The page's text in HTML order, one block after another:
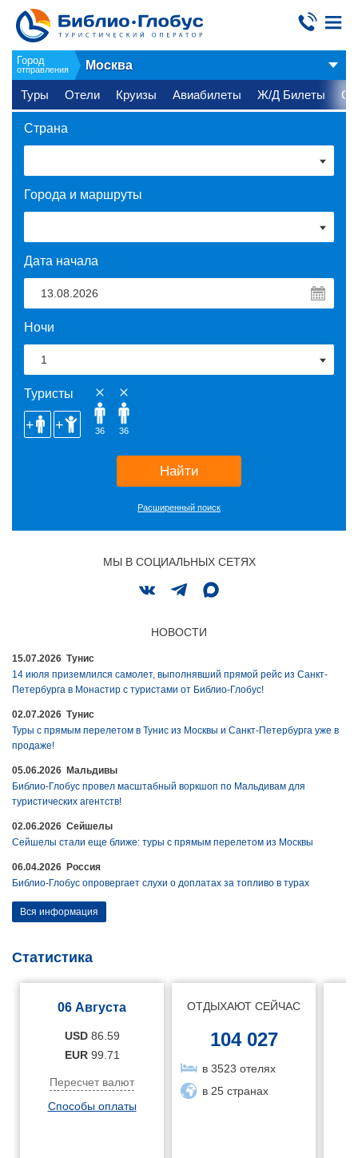
Город
отправления Москва
Туры Отели Круизы Авиабилеты Ж/Д Билеты
Страна
Города и маршруты
Дата начала
Ночи
Туристы
36 36
Найти
Расширенный поиск
МЫ В СОЦИАЛЬНЫХ СЕТЯХ
НОВОСТИ
15.07.2026 Тунис
14 июля приземлился самолет, выполнявший прямой рейс из Санкт-
Петербурга в Монастир с туристами от Библио-Глобус!
02.07.2026 Тунис
Туры с прямым перелетом в Тунис из Москвы и Санкт-Петербурга уже в
продаже!
05.06.2026 Мальдивы
Библио-Глобус провел масштабный воркшоп по Мальдивам для
туристических агентств!
02.06.2026 Сейшелы
Сейшелы стали еще ближе: туры с прямым перелетом из Москвы
06.04.2026 Россия
Библио-Глобус опровергает слухи о доплатах за топливо в турах
Вся информация
Статистика
06 Августа
USD 86.59
EUR 99.71
Пересчет валют
Способы оплаты
ОТДЫХАЮТ СЕЙЧАС
104 027
в 3523 отелях
в 25 странах